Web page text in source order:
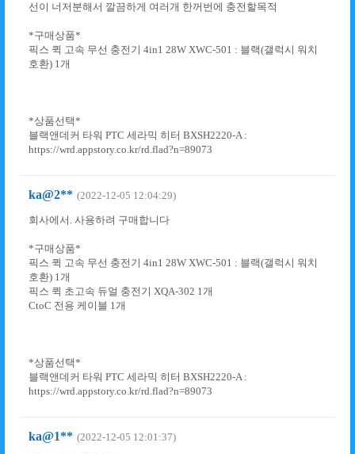
선이 너저분해서 깔끔하게 여러개 한꺼번에 충전할목적
*구매상품*
픽스 퀵 고속 무선 충전기 4in1 28W XWC-501 : 블랙(갤럭시 워치
호환) 1개
*상품선택*
블랙앤데커 타워 PTC 세라믹 히터 BXSH2220-A :
https://wrd.appstory.co.kr/rd.flad?n=89073
ka@2** (2022-12-05 12:04:29)
회사에서. 사용하려 구매합니다
*구매상품*
픽스 퀵 고속 무선 충전기 4in1 28W XWC-501 : 블랙(갤럭시 워치
호환) 1개
픽스 퀵 초고속 듀얼 충전기 XQA-302 1개
CtoC 전용 케이블 1개
*상품선택*
블랙앤데커 타워 PTC 세라믹 히터 BXSH2220-A :
https://wrd.appstory.co.kr/rd.flad?n=89073
ka@1** (2022-12-05 12:01:37)